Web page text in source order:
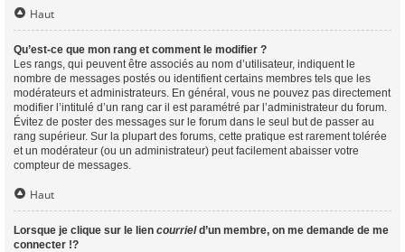
Haut
Qu’est-ce que mon rang et comment le modifier ?
Les rangs, qui peuvent être associés au nom d’utilisateur, indiquent le
nombre de messages postés ou identifient certains membres tels que les
modérateurs et administrateurs. En général, vous ne pouvez pas directement
modifier l’intitulé d’un rang car il est paramétré par l’administrateur du forum.
Évitez de poster des messages sur le forum dans le seul but de passer au
rang supérieur. Sur la plupart des forums, cette pratique est rarement tolérée
et un modérateur (ou un administrateur) peut facilement abaisser votre
compteur de messages.
Haut
Lorsque je clique sur le lien courrield’un membre, on me demande de me
connecter !?